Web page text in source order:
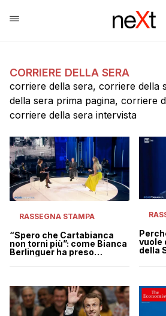
CORRIERE DELLA SERA
corriere della sera, corriere della
della sera prima pagina, corriere
corriere della sera intervista
RASSEGNA STAMPA
“Spero che Cartabianca
non torni più”: come Bianca
Berlinguer ha preso
vuole
della